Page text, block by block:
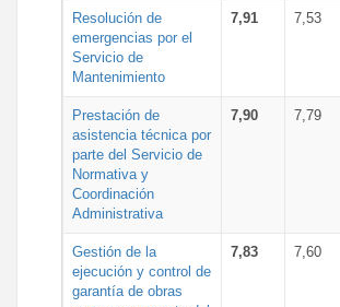
Resolución de
emergencias por el
Servicio de
Mantenimiento
7,91 7,53
Prestación de
asistencia técnica por
parte del Servicio de
Normativa y
Coordinación
Administrativa
7,90 7,79
Gestión de la
ejecución y control de
garantía de obras
7,83 7,60